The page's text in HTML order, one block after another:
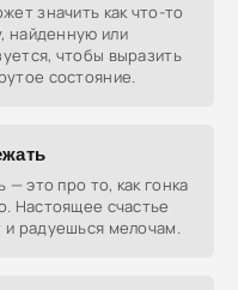
значить как что-то
найденную или
чтобы выразить
состояние.
— это про то, как гонка
Настоящее счастье
и радуешься мелочам.